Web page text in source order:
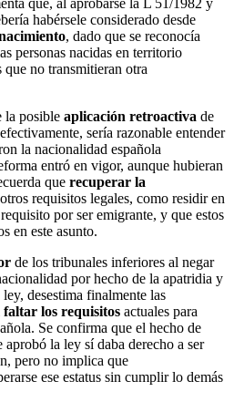
habérsele considerado desde
, dado que se reconocía
personas nacidas en territorio
que no transmitieran otra
la posible aplicación retroactiva de
sería razonable entender
la nacionalidad española
entró en vigor, aunque hubieran
que recuperar la
requisitos legales, como residir en
por ser emigrante, y que estos
en este asunto.
de los tribunales inferiores al negar
por hecho de la apatridia y
desestima finalmente las
faltar los requisitos actuales para
Se confirma que el hecho de
aprobó la ley sí daba derecho a ser
pero no implica que
ese estatus sin cumplir lo demás